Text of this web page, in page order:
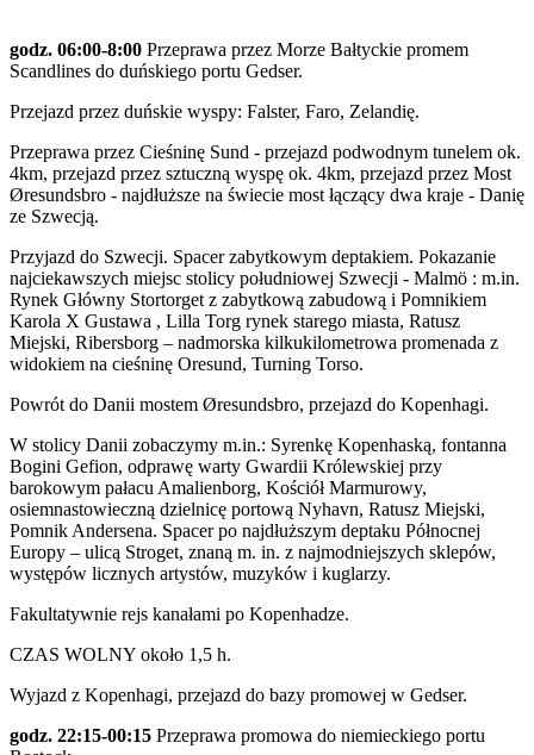
godz. 06:00-8:00 Przeprawa przez Morze Bałtyckie promem
Scandlines do duńskiego portu Gedser.
Przejazd przez duńskie wyspy: Falster, Faro, Zelandię.
Przeprawa przez Cieśninę Sund - przejazd podwodnym tunelem ok.
4km, przejazd przez sztuczną wyspę ok. 4km, przejazd przez Most
Øresundsbro - najdłuższe na świecie most łączący dwa kraje - Danię
ze Szwecją.
Przyjazd do Szwecji. Spacer zabytkowym deptakiem. Pokazanie
najciekawszych miejsc stolicy południowej Szwecji - Malmö : m.in.
Rynek Główny Stortorget z zabytkową zabudową i Pomnikiem
Karola X Gustawa , Lilla Torg rynek starego miasta, Ratusz
Miejski, Ribersborg – nadmorska kilkukilometrowa promenada z
widokiem na cieśninę Oresund, Turning Torso.
Powrót do Danii mostem Øresundsbro, przejazd do Kopenhagi.
W stolicy Danii zobaczymy m.in.: Syrenkę Kopenhaską, fontanna
Bogini Gefion, odprawę warty Gwardii Królewskiej przy
barokowym pałacu Amalienborg, Kościół Marmurowy,
osiemnastowieczną dzielnicę portową Nyhavn, Ratusz Miejski,
Pomnik Andersena. Spacer po najdłuższym deptaku Północnej
Europy – ulicą Stroget, znaną m. in. z najmodniejszych sklepów,
występów licznych artystów, muzyków i kuglarzy.
Fakultatywnie rejs kanałami po Kopenhadze.
CZAS WOLNY około 1,5 h.
Wyjazd z Kopenhagi, przejazd do bazy promowej w Gedser.
godz. 22:15-00:15 Przeprawa promowa do niemieckiego portu